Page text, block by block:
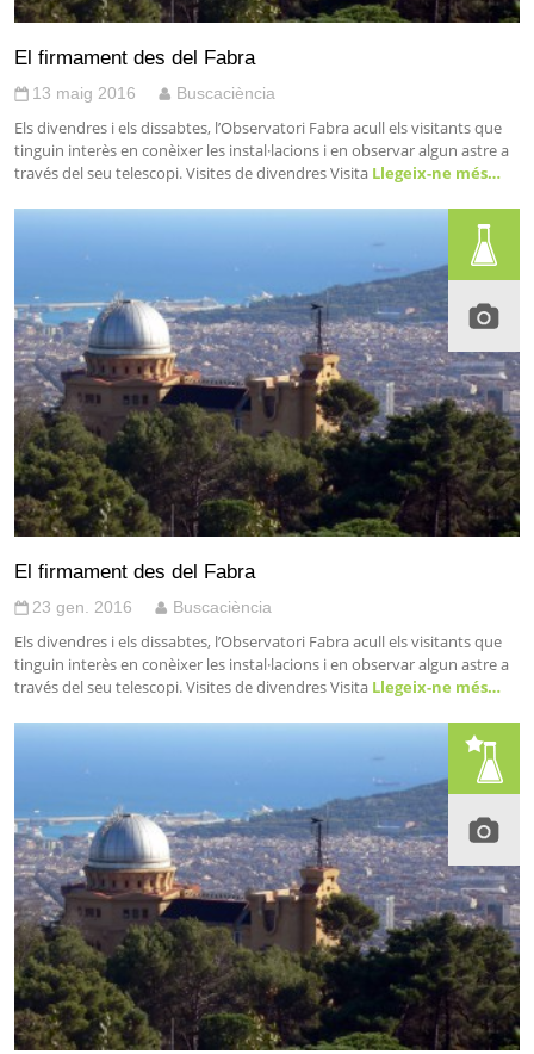
El firmament des del Fabra
13 maig 2016 Buscaciència
Els divendres i els dissabtes, l’Observatori Fabra acull els visitants que
tinguin interès en conèixer les instal·lacions i en observar algun astre a
través del seu telescopi. Visites de divendres Visita Llegeix-ne més…
El firmament des del Fabra
23 gen. 2016 Buscaciència
Els divendres i els dissabtes, l’Observatori Fabra acull els visitants que
tinguin interès en conèixer les instal·lacions i en observar algun astre a
través del seu telescopi. Visites de divendres Visita Llegeix-ne més…